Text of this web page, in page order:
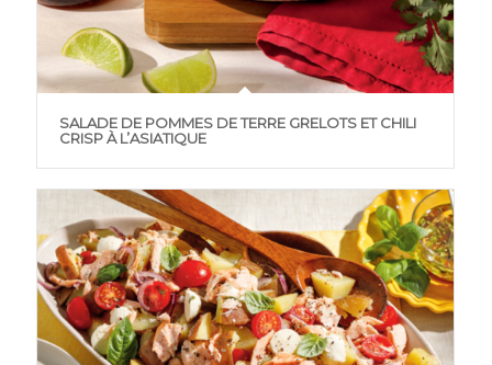
SALADE DE POMMES DE TERRE GRELOTS ET CHILI
CRISP À L’ASIATIQUE